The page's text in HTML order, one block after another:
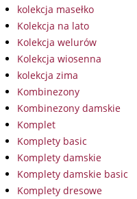
kolekcja masełko
Kolekcja na lato
Kolekcja welurów
Kolekcja wiosenna
kolekcja zima
Kombinezony
Kombinezony damskie
Komplet
Komplety basic
Komplety damskie
Komplety damskie basic
Komplety dresowe